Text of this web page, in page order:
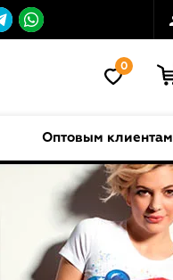
0
Оптовым клиентам